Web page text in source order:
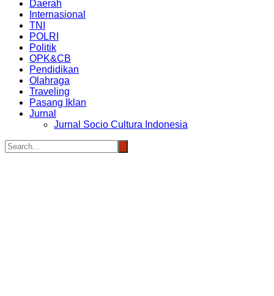
Daerah
Internasional
TNI
POLRI
Politik
OPK&CB
Pendidikan
Olahraga
Traveling
Pasang Iklan
Jurnal
Jurnal Socio Cultura Indonesia